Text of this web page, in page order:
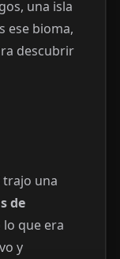
una isla
ese bioma,
descubrir
trajo una
de
que era
y